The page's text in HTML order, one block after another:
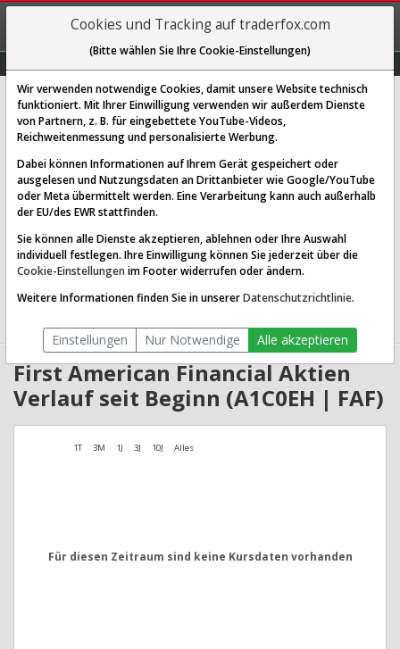
REGIS-
TRIEREN
First American Financial Corp.
[FAF | WKN A1C0EH | ISIN US31847R1023]
74,190 $ -1,28 %
Echtzeit-Aktienkurs 07.08.2026 19:59 Uhr
BID:70,230 $
Website:
Sektor:
Financial Services / Insurance - Specialty
7.58 Mrd. USD
Anzahl
102,100,000
First American Financial Aktien
Verlauf seit Beginn (A1C0EH | FAF)
1T 3M 1J 3J 10J Alles
Für diesen Zeitraum sind keine Kursdaten vorhanden
Cookies und Tracking auf traderfox.com
(Bitte wählen Sie Ihre Cookie-Einstellungen)
Wir verwenden notwendige Cookies, damit unsere Website technisch
funktioniert. Mit Ihrer Einwilligung verwenden wir außerdem Dienste
von Partnern, z. B. für eingebettete YouTube-Videos,
Reichweitenmessung und personalisierte Werbung.
Dabei können Informationen auf Ihrem Gerät gespeichert oder
ausgelesen und Nutzungsdaten an Drittanbieter wie Google/YouTube
oder Meta übermittelt werden. Eine Verarbeitung kann auch außerhalb
der EU/des EWR stattfinden.
Sie können alle Dienste akzeptieren, ablehnen oder Ihre Auswahl
individuell festlegen. Ihre Einwilligung können Sie jederzeit über die
Cookie-Einstellungen im Footer widerrufen oder ändern.
Weitere Informationen finden Sie in unsererDatenschutzrichtlinie.
Einstellungen Nur Notwendige Alle akzeptieren